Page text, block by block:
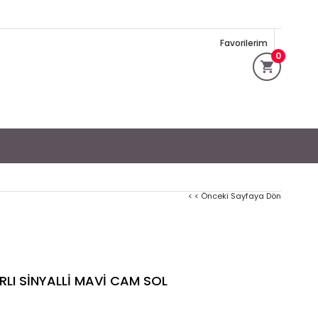
0
Favorilerim
< < Önceki Sayfaya Dön
SİNYALLİ MAVİ CAM SOL